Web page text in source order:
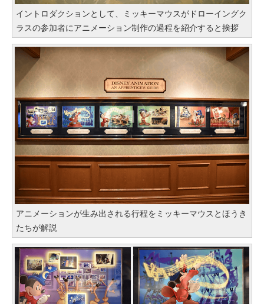
イントロダクションとして、ミッキーマウスがドローイングク
ラスの参加者にアニメーション制作の過程を紹介すると挨拶
アニメーションが生み出される行程をミッキーマウスとほうき
たちが解説